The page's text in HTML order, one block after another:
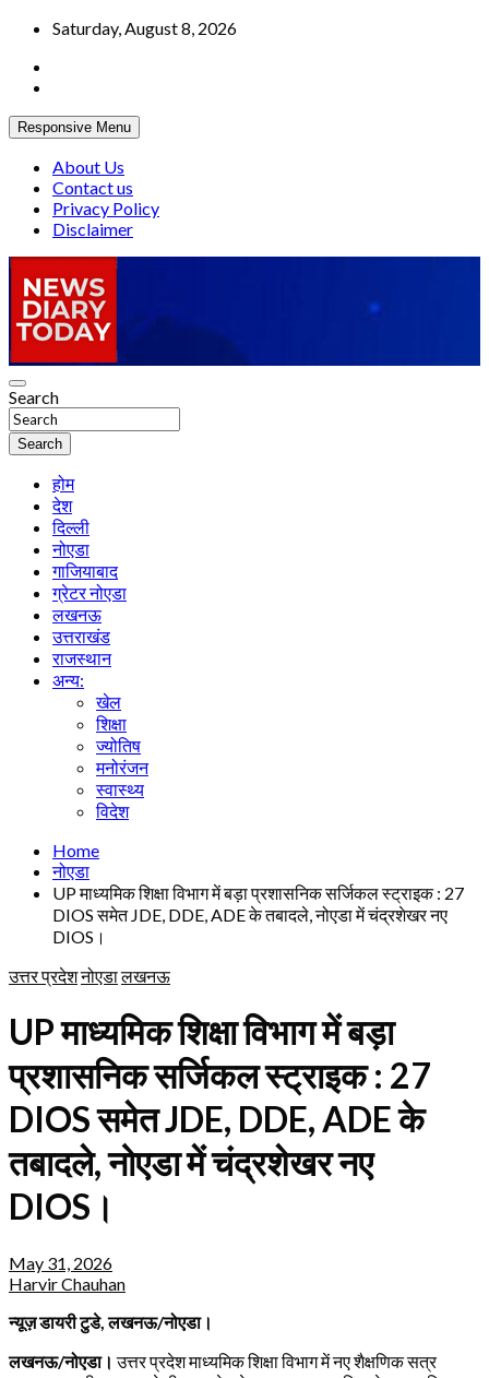
Skip
content
Saturday, August 8, 2026
Responsive Menu
About Us
Contact us
Privacy Policy
Disclaimer
News Diary Today
Truth be told
Search
Search
होम
देश
दिल्ली
नोएडा
गाजियाबाद
ग्रेटर नोएडा
लखनऊ
उत्तराखंड
राजस्थान
अन्य:
खेल
शिक्षा
ज्योतिष
मनोरंजन
स्वास्थ्य
विदेश
Home
नोएडा
UP माध्यमिक शिक्षा विभाग में बड़ा प्रशासनिक सर्जिकल स्ट्राइक : 27
DIOS समेत JDE, DDE, ADE के तबादले, नोएडा में चंद्रशेखर नए
DIOS।
उत्तर प्रदेशनोएडालखनऊ
UP माध्यमिक शिक्षा विभाग में बड़ा
प्रशासनिक सर्जिकल स्ट्राइक : 27
DIOS समेत JDE, DDE, ADE के
तबादले, नोएडा में चंद्रशेखर नए
DIOS।
May 31, 2026
Harvir Chauhan
न्यूज़ डायरी टुडे, लखनऊ/नोएडा।
लखनऊ/नोएडा। उत्तर प्रदेश माध्यमिक शिक्षा विभाग में नए शैक्षणिक सत्र